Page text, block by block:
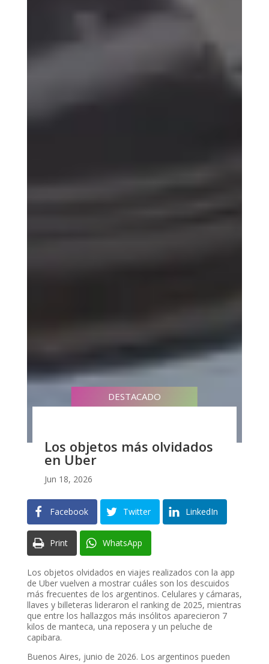
DESTACADO
Los objetos más olvidados
en Uber
Jun 18, 2026
Facebook Twitter LinkedIn
Print WhatsApp
Los objetos olvidados en viajes realizados con la app
de Uber vuelven a mostrar cuáles son los descuidos
más frecuentes de los argentinos. Celulares y cámaras,
llaves y billeteras lideraron el ranking de 2025, mientras
que entre los hallazgos más insólitos aparecieron 7
kilos de manteca, una reposera y un peluche de
capibara.
Buenos Aires, junio de 2026. Los argentinos pueden